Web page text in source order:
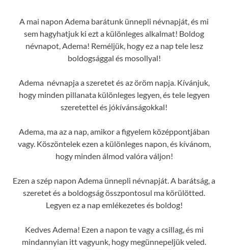
A mai napon Adema barátunk ünnepli névnapját, és mi
sem hagyhatjuk ki ezt a különleges alkalmat! Boldog
névnapot, Adema! Reméljük, hogy ez a nap tele lesz
boldogsággal és mosollyal!
Adema névnapja a szeretet és az öröm napja. Kívánjuk,
hogy minden pillanata különleges legyen, és tele legyen
szeretettel és jókívánságokkal!
Adema, ma az a nap, amikor a figyelem középpontjában
vagy. Köszöntelek ezen a különleges napon, és kívánom,
hogy minden álmod valóra váljon!
Ezen a szép napon Adema ünnepli névnapját. A barátság, a
szeretet és a boldogság összpontosul ma körülötted.
Legyen ez a nap emlékezetes és boldog!
Kedves Adema! Ezen a napon te vagy a csillag, és mi
mindannyian itt vagyunk, hogy megünnepeljük veled.